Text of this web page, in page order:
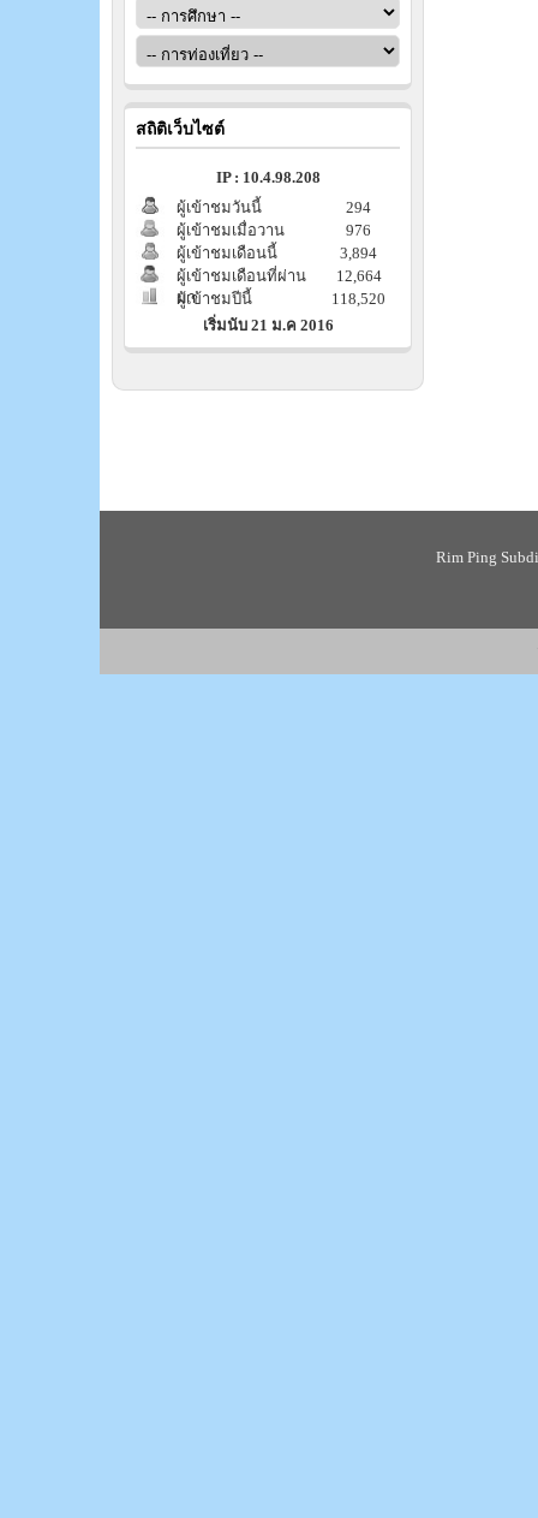
สถิติเว็บไซต์
IP : 10.4.98.208
ผู้เข้าชมวันนี้
294
ผู้เข้าชมเมื่อวาน
976
ผู้เข้าชมเดือนนี้
3,894
ผู้เข้าชมเดือนที่ผ่าน
มา
12,664
ผู้เข้าชมปีนี้
118,520
เริ่มนับ 21 ม.ค 2016
Rim Ping